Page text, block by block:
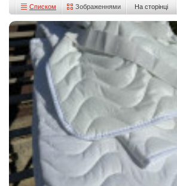
На сторінці
Списком Зображеннями